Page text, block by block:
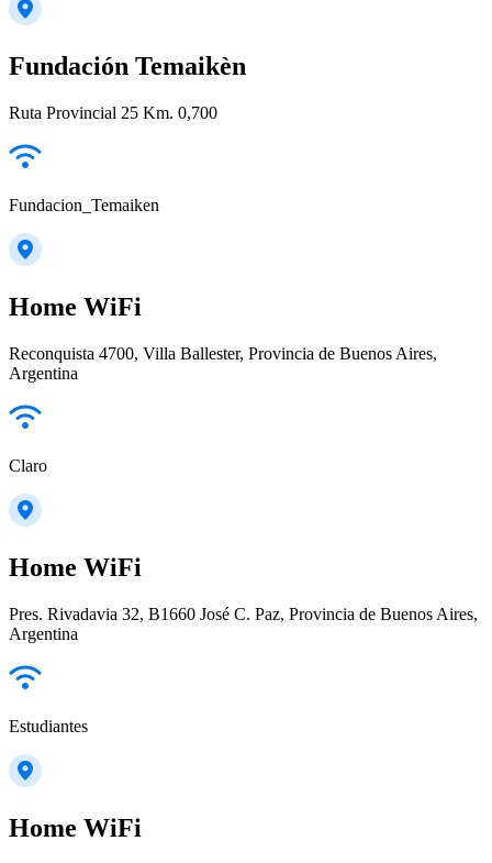
Fundación Temaikèn
Ruta Provincial 25 Km. 0,700
Fundacion_Temaiken
Home WiFi
Reconquista 4700, Villa Ballester, Provincia de Buenos Aires,
Argentina
Claro
Home WiFi
Pres. Rivadavia 32, B1660 José C. Paz, Provincia de Buenos Aires,
Argentina
Estudiantes
Home WiFi